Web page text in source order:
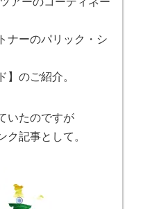
ナーのパリック・シ
のご紹介。
いたのですが
記事として。